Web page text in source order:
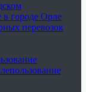
в городе Орле
перевозок